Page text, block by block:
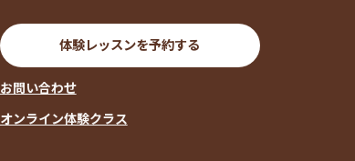
体験レッスンを予約する
お問い合わせ
オンライン体験クラス